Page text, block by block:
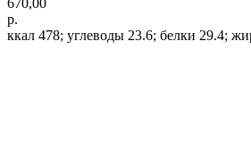
р.
ккал 478; углеводы 23.6; белки 29.4;